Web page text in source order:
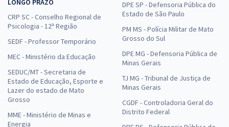
LONGO PRAZO
CRP SC - Conselho Regional de
Psicologia - 12ª Região
SEDF - Professor Temporário
MEC - Ministério da Educação
SEDUC/MT - Secretaria de
Estado de Educação, Esporte e
Lazer do estado de Mato
Grosso
MME - Ministério de Minas e
Energia
DPE SP - Defensoria Pública do
Estado de São Paulo
PM MS - Polícia Militar de Mato
Grosso do Sul
DPE MG - Defensoria Pública de
Minas Gerais
TJ MG - Tribunal de Justiça de
Minas Gerais
CGDF - Controladoria Geral do
Distrito Federal